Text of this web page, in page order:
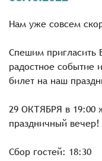
Нам уже совсем
Спешим пригласить
радостное событие
билет на наш
29 ОКТЯБРЯ в 19:00
праздничный вечер!
Сбор гостей: 18:30